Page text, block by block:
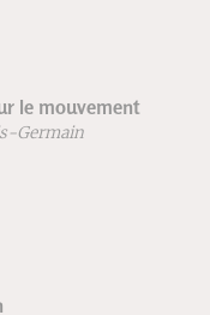
édition